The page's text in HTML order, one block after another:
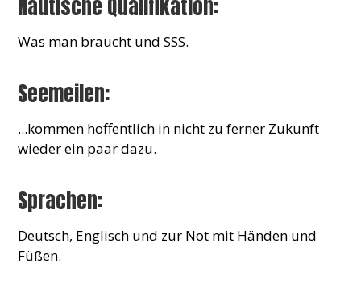
Nautische Qualifikation:
Was man braucht und SSS.
Seemeilen:
...kommen hoffentlich in nicht zu ferner Zukunft
wieder ein paar dazu.
Sprachen:
Deutsch, Englisch und zur Not mit Händen und
Füßen.